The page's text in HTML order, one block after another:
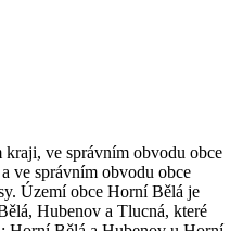
ve správním obvodu obce
ve správním obvodu obce
Území obce Horní Bělá je
Hubenov a Tlucná, které